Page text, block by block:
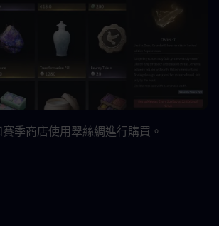
季商店使用翠絲綢進行購買。